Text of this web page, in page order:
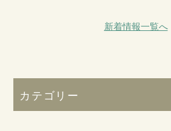
新着情報一覧へ
カテゴリー